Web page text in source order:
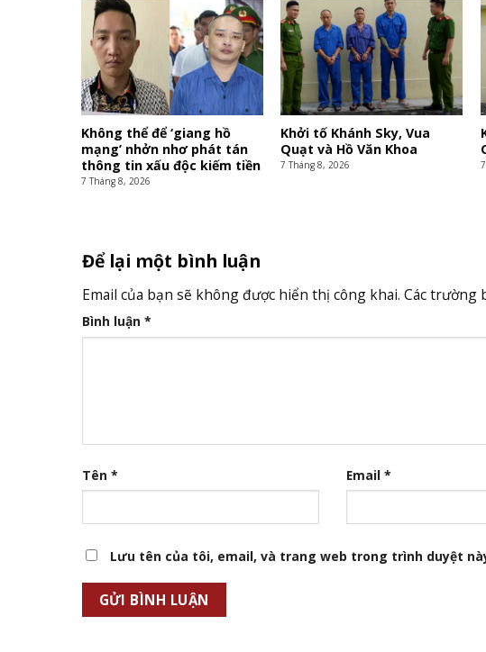
Không thể để ‘giang hồ
mạng’ nhởn nhơ phát tán
thông tin xấu độc kiếm tiền
7 Tháng 8, 2026
Khởi tố Khánh Sky, Vua
Quạt và Hồ Văn Khoa
7 Tháng 8, 2026
Để lại một bình luận
Email của bạn sẽ không được hiển thị công khai. Các trường
Bình luận *
Tên * Email *
Lưu tên của tôi, email, và trang web trong trình duyệt